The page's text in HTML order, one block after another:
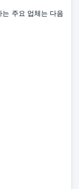
주요 업체는 다음